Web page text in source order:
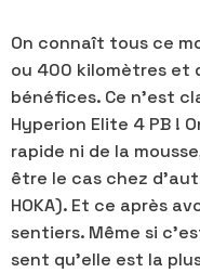
On connaît tous ce
ou 400 kilomètres et
bénéfices. Ce n’est
Hyperion Elite 4 PB !
rapide ni de la
être le cas chez
HOKA). Et ce après
sentiers. Même si
sent qu’elle est la